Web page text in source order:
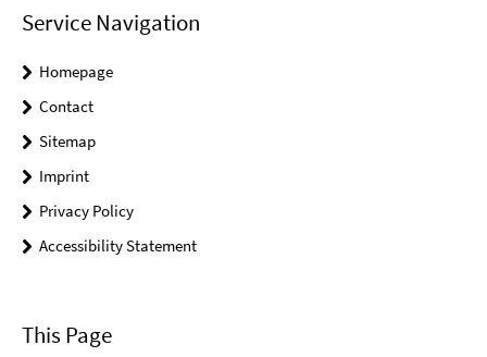
Service Navigation
Homepage
Contact
Sitemap
Imprint
Privacy Policy
Accessibility Statement
This Page